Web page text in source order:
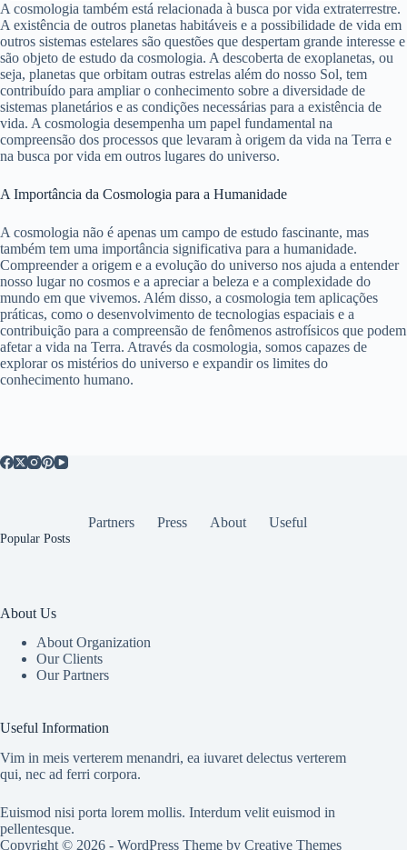
A cosmologia também está relacionada à busca por vida extraterrestre.
A existência de outros planetas habitáveis e a possibilidade de vida em
outros sistemas estelares são questões que despertam grande interesse e
são objeto de estudo da cosmologia. A descoberta de exoplanetas, ou
seja, planetas que orbitam outras estrelas além do nosso Sol, tem
contribuído para ampliar o conhecimento sobre a diversidade de
sistemas planetários e as condições necessárias para a existência de
vida. A cosmologia desempenha um papel fundamental na
compreensão dos processos que levaram à origem da vida na Terra e
na busca por vida em outros lugares do universo.
A Importância da Cosmologia para a Humanidade
A cosmologia não é apenas um campo de estudo fascinante, mas
também tem uma importância significativa para a humanidade.
Compreender a origem e a evolução do universo nos ajuda a entender
nosso lugar no cosmos e a apreciar a beleza e a complexidade do
mundo em que vivemos. Além disso, a cosmologia tem aplicações
práticas, como o desenvolvimento de tecnologias espaciais e a
contribuição para a compreensão de fenômenos astrofísicos que podem
afetar a vida na Terra. Através da cosmologia, somos capazes de
explorar os mistérios do universo e expandir os limites do
conhecimento humano.
Partners Press About Useful
Popular Posts
About Us
About Organization
Our Clients
Our Partners
Useful Information
Vim in meis verterem menandri, ea iuvaret delectus verterem
qui, nec ad ferri corpora.
Euismod nisi porta lorem mollis. Interdum velit euismod in
pellentesque.
Copyright © 2026 - WordPress Theme by Creative Themes